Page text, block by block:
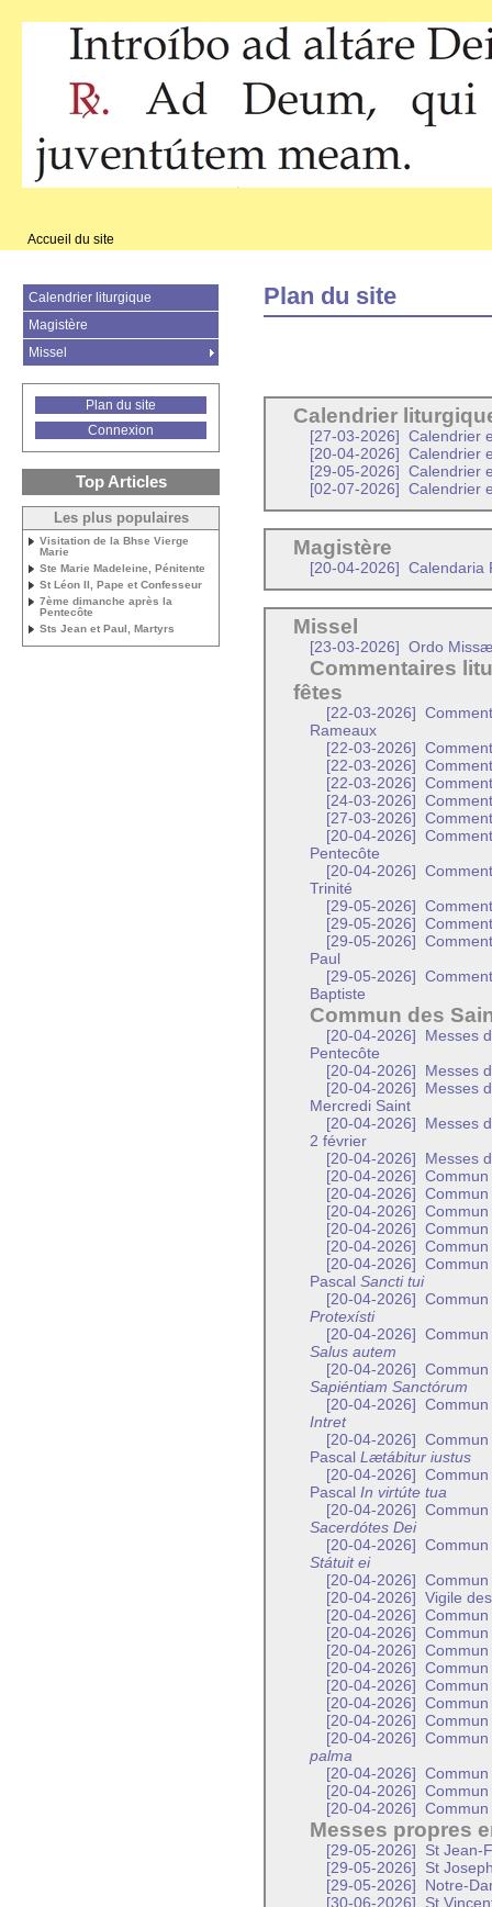
Accueil du site
Plan du site
Calendrier
[27-03-2026]
Calendrier
[20-04-2026]
Calendrier
[29-05-2026]
Calendrier
[02-07-2026]
Calendrier
Magistère
[20-04-2026] Calendaria
Missel
[23-03-2026] Ordo
Commentaires
fêtes
[22-03-2026]
Rameaux
[22-03-2026]
[22-03-2026]
[22-03-2026]
[24-03-2026]
[27-03-2026]
[20-04-2026]
Pentecôte
[20-04-2026]
Trinité
[29-05-2026]
[29-05-2026]
[29-05-2026]
Paul
[29-05-2026]
Baptiste
Commun des
[20-04-2026]
Messes
Pentecôte
[20-04-2026]
Messes
[20-04-2026]
Messes
Mercredi Saint
[20-04-2026]
Messes
2 février
[20-04-2026]
Messes
[20-04-2026]
[20-04-2026]
Commun
[20-04-2026]
Commun
[20-04-2026]
[20-04-2026]
Commun
[20-04-2026]
Pascal Sancti tui
[20-04-2026]
Commun
Protexísti
[20-04-2026]
Salus autem
[20-04-2026]
Sapiéntiam Sanctórum
[20-04-2026]
Intret
[20-04-2026]
Commun
Pascal Lætábitur iustus
[20-04-2026]
Commun
Pascal In virtúte tua
[20-04-2026]
Commun
Sacerdótes Dei
[20-04-2026]
Commun
Státuit ei
[20-04-2026]
[20-04-2026]
Vigile
[20-04-2026]
[20-04-2026]
[20-04-2026]
[20-04-2026]
[20-04-2026]
[20-04-2026]
[20-04-2026]
Commun
[20-04-2026]
palma
[20-04-2026]
[20-04-2026]
[20-04-2026]
Messes propres
[29-05-2026]
St Jean-
[29-05-2026]
St
[29-05-2026]
Notre-
[30-06-2026]
St
Calendrier liturgique
Magistère
Missel
Plan du site
Connexion
Top Articles
Les plus populaires
Visitation de la Bhse Vierge
Marie
Ste Marie Madeleine, Pénitente
St Léon II, Pape et Confesseur
7ème dimanche après la
Pentecôte
Sts Jean et Paul, Martyrs